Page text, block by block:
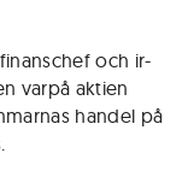
och ir-
varpå aktien
handel på